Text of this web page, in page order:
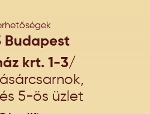
Budapest
krt. 1-3/
5-ös üzlet